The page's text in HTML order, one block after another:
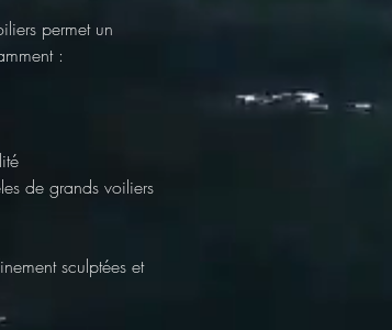
permet un
:
de grands voiliers
sculptées et